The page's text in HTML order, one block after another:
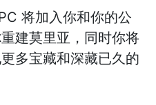
将加入你和你的公
建莫里亚，同时你将
多宝藏和深藏已久的